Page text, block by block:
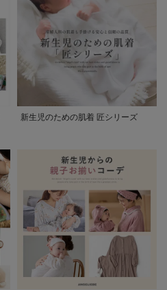
新生児のための肌着 匠シリーズ